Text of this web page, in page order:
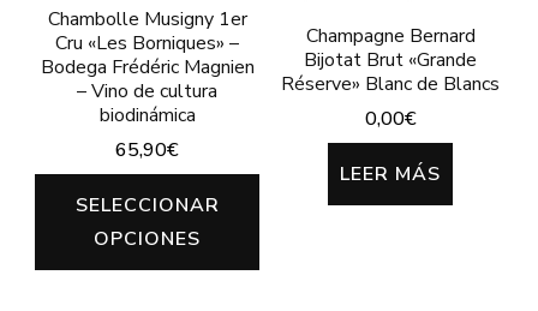
de
producto
de
producto
Chambolle Musigny 1er
Cru «Les Borniques» –
Bodega Frédéric Magnien
– Vino de cultura
biodinámica
65,90€
SELECCIONAR
OPCIONES
tiene
Champagne Bernard
Bijotat Brut «Grande
Réserve» Blanc de Blancs
0,00€
LEER MÁS